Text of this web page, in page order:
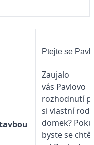
Ptejte se
Zaujalo
vás Pavlovo
rozhodnutí
si vlastní
domek?
byste se